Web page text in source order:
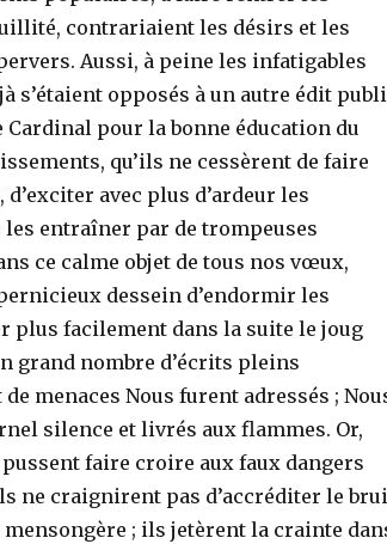
contrariaient les désirs et les
Aussi, à peine les infatigables
s’étaient opposés à un autre édit
Cardinal pour la bonne éducation du
qu’ils ne cessèrent de faire
avec plus d’ardeur les
entraîner par de trompeuses
ce calme objet de tous nos vœux,
dessein d’endormir les
plus facilement dans la suite le joug
grand nombre d’écrits pleins
menaces Nous furent adressés ;
silence et livrés aux flammes. Or,
faire croire aux faux dangers
ne craignirent pas d’accréditer le
; ils jetèrent la crainte